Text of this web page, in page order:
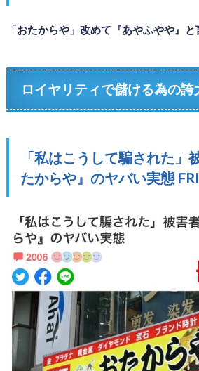
「おたからや」改めて『あやふやや』
ロイヤリティで儲ける為の誇
「私はこうして騙された」
たからや』のヤバい実態